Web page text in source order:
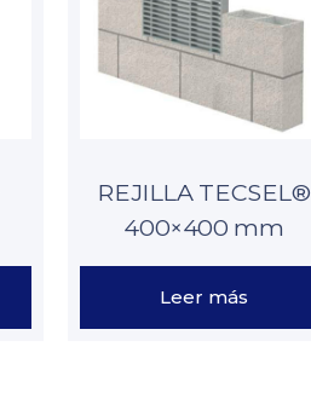
REJILLA TECSEL®
400×400 mm
Leer más